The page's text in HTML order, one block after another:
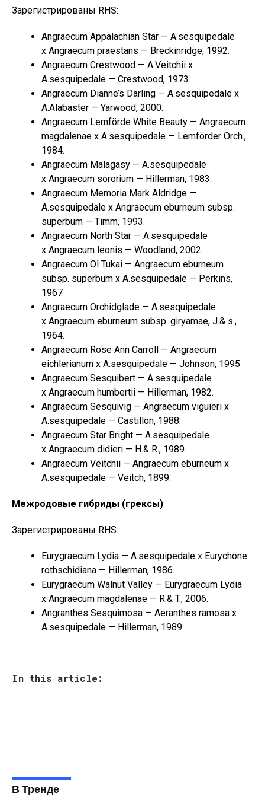
Зарегистрированы RHS:
Angraecum Appalachian Star — A.sesquipedale
x Angraecum praestans — Breckinridge, 1992.
Angraecum Crestwood — A.Veitchii x
A.sesquipedale — Crestwood, 1973.
Angraecum Dianne’s Darling — A.sesquipedale x
A.Alabaster — Yarwood, 2000.
Angraecum Lemförde White Beauty — Angraecum
magdalenae x A.sesquipedale — Lemförder Orch.,
1984.
Angraecum Malagasy — A.sesquipedale
x Angraecum sororium — Hillerman, 1983.
Angraecum Memoria Mark Aldridge —
A.sesquipedale x Angraecum eburneum subsp.
superbum — Timm, 1993.
Angraecum North Star — A.sesquipedale
x Angraecum leonis — Woodland, 2002.
Angraecum Ol Tukai — Angraecum eburneum
subsp. superbum x A.sesquipedale — Perkins,
1967
Angraecum Orchidglade — A.sesquipedale
x Angraecum eburneum subsp. giryamae, J.& s.,
1964.
Angraecum Rose Ann Carroll — Angraecum
eichlerianum x A.sesquipedale — Johnson, 1995
Angraecum Sesquibert — A.sesquipedale
x Angraecum humbertii — Hillerman, 1982.
Angraecum Sesquivig — Angraecum viguieri x
A.sesquipedale — Castillon, 1988.
Angraecum Star Bright — A.sesquipedale
x Angraecum didieri — H.& R., 1989.
Angraecum Veitchii — Angraecum eburneum x
A.sesquipedale — Veitch, 1899.
Межродовые гибриды (грексы)
Зарегистрированы RHS:
Eurygraecum Lydia — A.sesquipedale x Eurychone
rothschidiana — Hillerman, 1986.
Eurygraecum Walnut Valley — Eurygraecum Lydia
x Angraecum magdalenae — R.& T., 2006.
Angranthes Sesquimosa — Aeranthes ramosa x
A.sesquipedale — Hillerman, 1989.
In this article:
В Тренде